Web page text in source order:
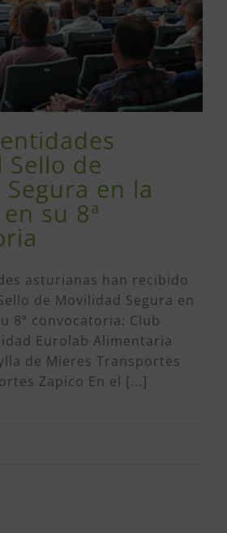
Sello de
en la
su 8ª
asturianas han recibido
de Movilidad Segura en
8ª convocatoria: Club
Eurolab Alimentaria
de Mieres Transportes
Zapico En el [...]